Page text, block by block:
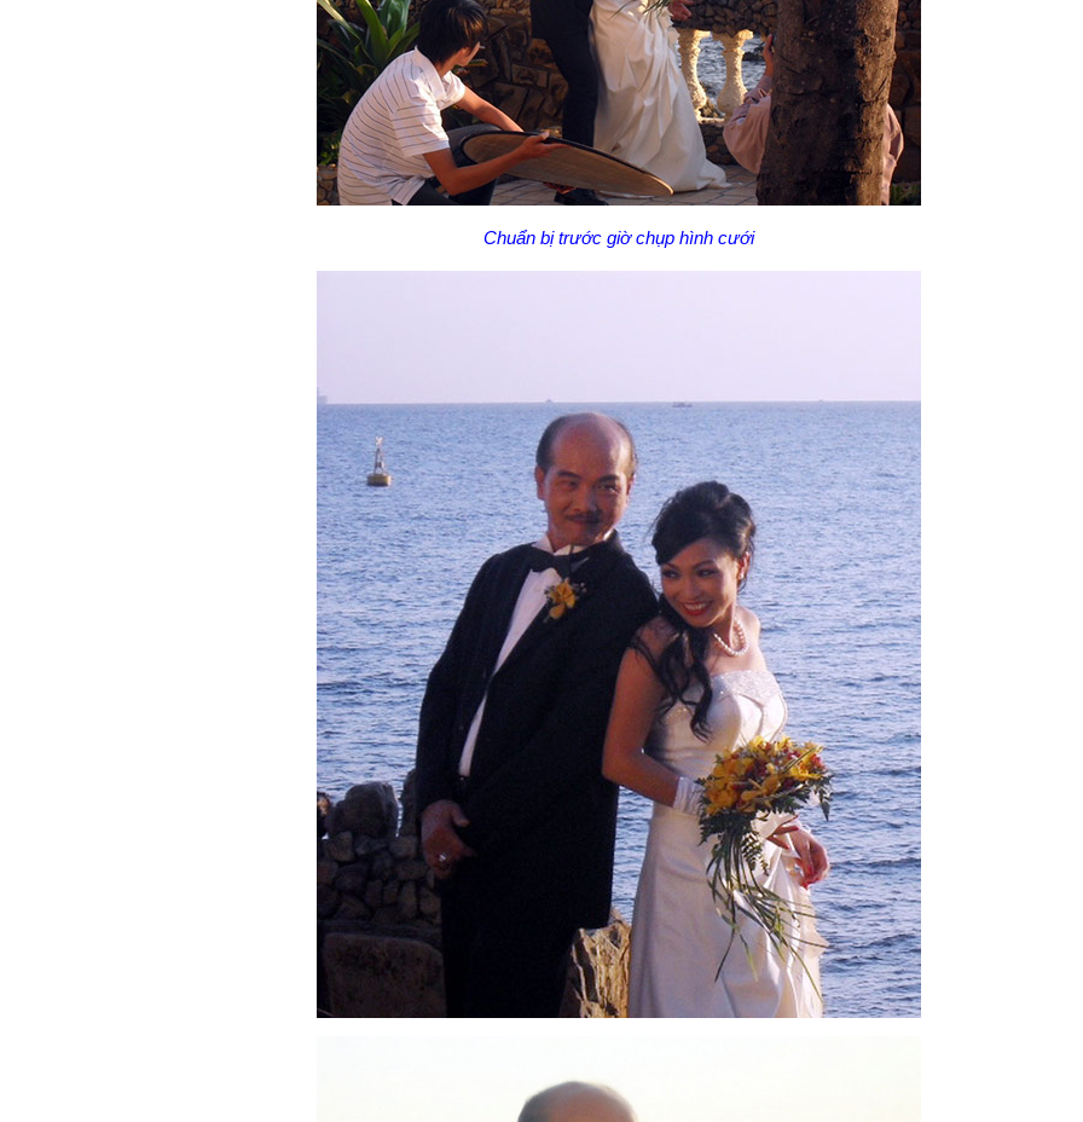
Chuẩn bị trước giờ chụp hình cưới